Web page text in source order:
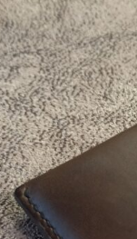
5. Аксесуари
Зажим для